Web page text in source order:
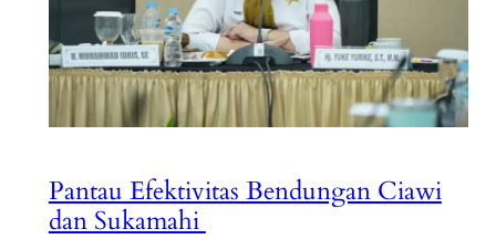
Pantau Efektivitas Bendungan Ciawi
dan Sukamahi